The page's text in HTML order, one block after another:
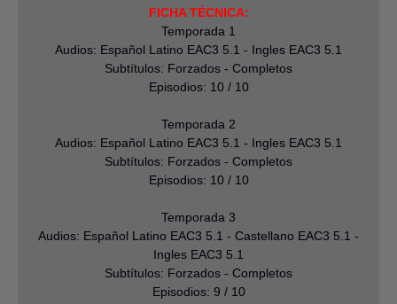
FICHA TÉCNICA:
Temporada 1
Audios: Español Latino EAC3 5.1 - Ingles EAC3 5.1
Subtítulos: Forzados - Completos
Episodios: 10 / 10
Temporada 2
Audios: Español Latino EAC3 5.1 - Ingles EAC3 5.1
Subtítulos: Forzados - Completos
Episodios: 10 / 10
Temporada 3
Audios: Español Latino EAC3 5.1 - Castellano EAC3 5.1 -
Ingles EAC3 5.1
Subtítulos: Forzados - Completos
Episodios: 9 / 10